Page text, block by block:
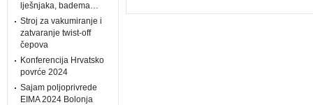
lješnjaka, badema…
Stroj za vakumiranje i
zatvaranje twist-off
čepova
Konferencija Hrvatsko
povrće 2024
Sajam poljoprivrede
EIMA 2024 Bolonja